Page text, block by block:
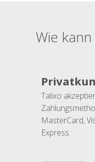
Wie
Talixo
MasterCard,
Express.